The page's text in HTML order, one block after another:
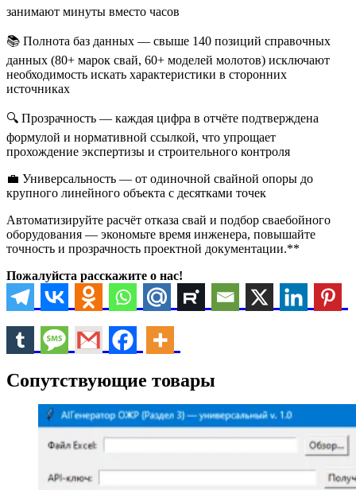
занимают минуты вместо часов
📚 Полнота баз данных — свыше 140 позиций справочных
данных (80+ марок свай, 60+ моделей молотов) исключают
необходимость искать характеристики в сторонних
источниках
🔍 Прозрачность — каждая цифра в отчёте подтверждена
формулой и нормативной ссылкой, что упрощает
прохождение экспертизы и строительного контроля
💼 Универсальность — от одиночной свайной опоры до
крупного линейного объекта с десятками точек
Автоматизируйте расчёт отказа свай и подбор сваебойного
оборудования — экономьте время инженера, повышайте
точность и прозрачность проектной документации.**
Пожалуйста расскажите о нас!
Сопутствующие товары